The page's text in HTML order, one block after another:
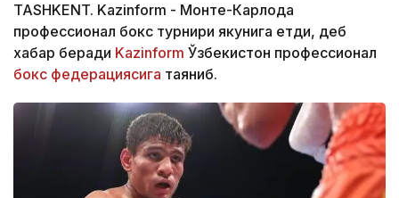
TASHKENT. Kazinform - Монте-Карлода
профессионал бокс турнири якунига етди, деб
хабар беради Kazinform Ўзбекистон профессионал
бокс федерациясига таяниб.